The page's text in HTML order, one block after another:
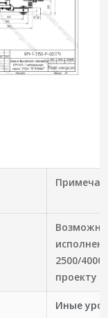
Возможны
2500/4000
проекту
Иные